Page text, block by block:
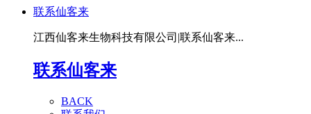
联系仙客来
江西仙客来生物科技有限公司|联系仙客来...
联系仙客来
BACK